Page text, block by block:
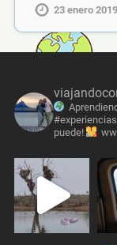
23 enero 2019
puede!